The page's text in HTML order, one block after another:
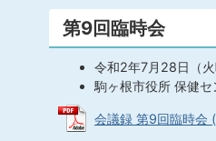
第9回臨時会
令和2年7月28日（
駒ヶ根市役所 保健
会議録 第9回臨時会